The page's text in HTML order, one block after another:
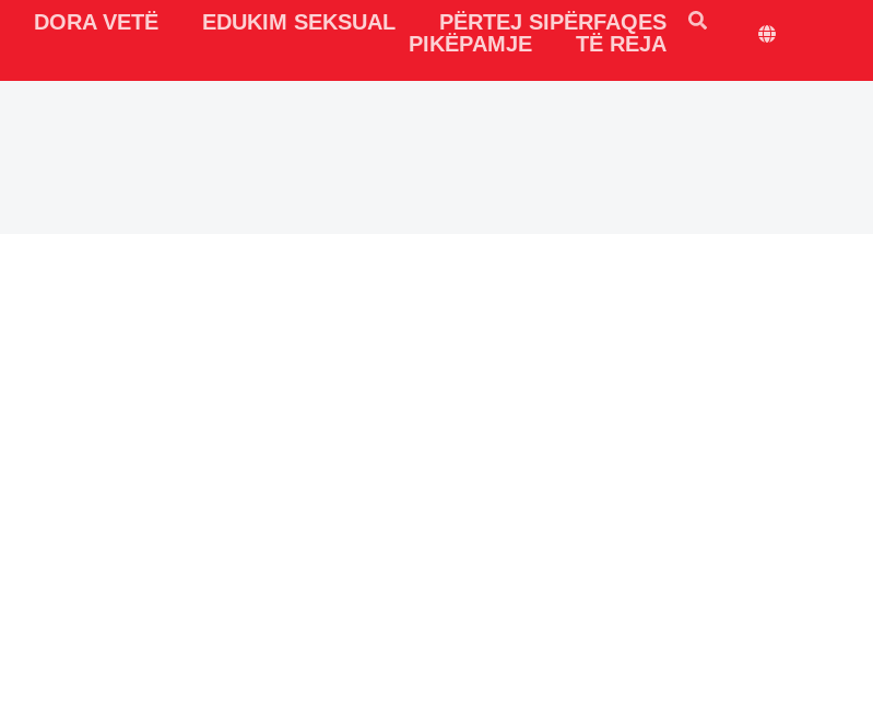
DORA VETË EDUKIM SEKSUAL
PËRTEJ SIPËRFAQES
PIKËPAMJE
TË REJA